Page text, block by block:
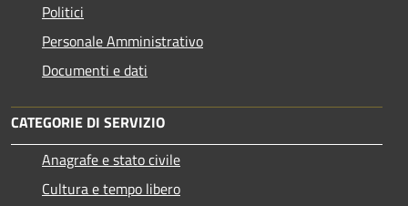
Politici
Personale Amministrativo
Documenti e dati
CATEGORIE DI SERVIZIO
Anagrafe e stato civile
Cultura e tempo libero